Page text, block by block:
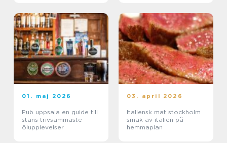
01. maj 2026
Pub uppsala en guide till
stans trivsammaste
ölupplevelser
03. april 2026
Italiensk mat stockholm
smak av italien på
hemmaplan